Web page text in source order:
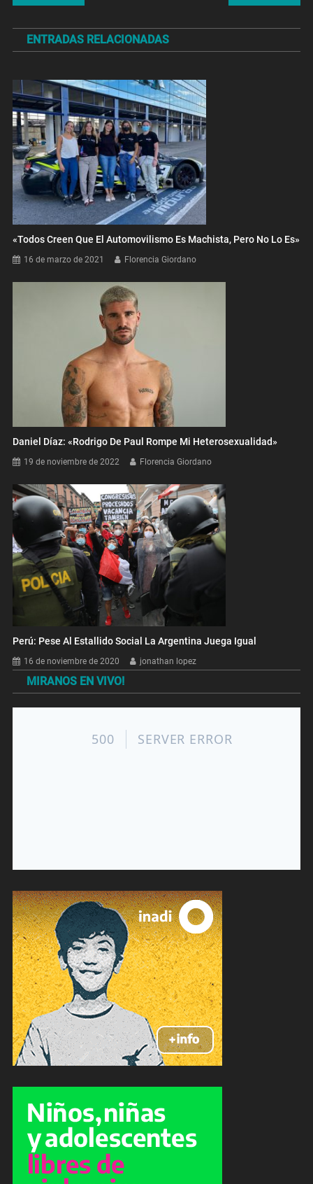
de
entradas
ENTRADAS RELACIONADAS
«Todos Creen Que El Automovilismo Es Machista, Pero No Lo Es»
16 de marzo de 2021 Florencia Giordano
Daniel Díaz: «Rodrigo De Paul Rompe Mi Heterosexualidad»
19 de noviembre de 2022 Florencia Giordano
Perú: Pese Al Estallido Social La Argentina Juega Igual
16 de noviembre de 2020 jonathan lopez
MIRANOS EN VIVO!